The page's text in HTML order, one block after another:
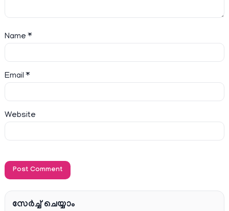
Name*
Email*
Website
സേര്‍ച്ച്‌ ചെയ്യാം